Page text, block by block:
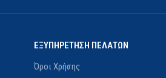
ΕΞΥΠΗΡΕΤΗΣΗ ΠΕΛΑΤΩΝ
Όροι Χρήσης